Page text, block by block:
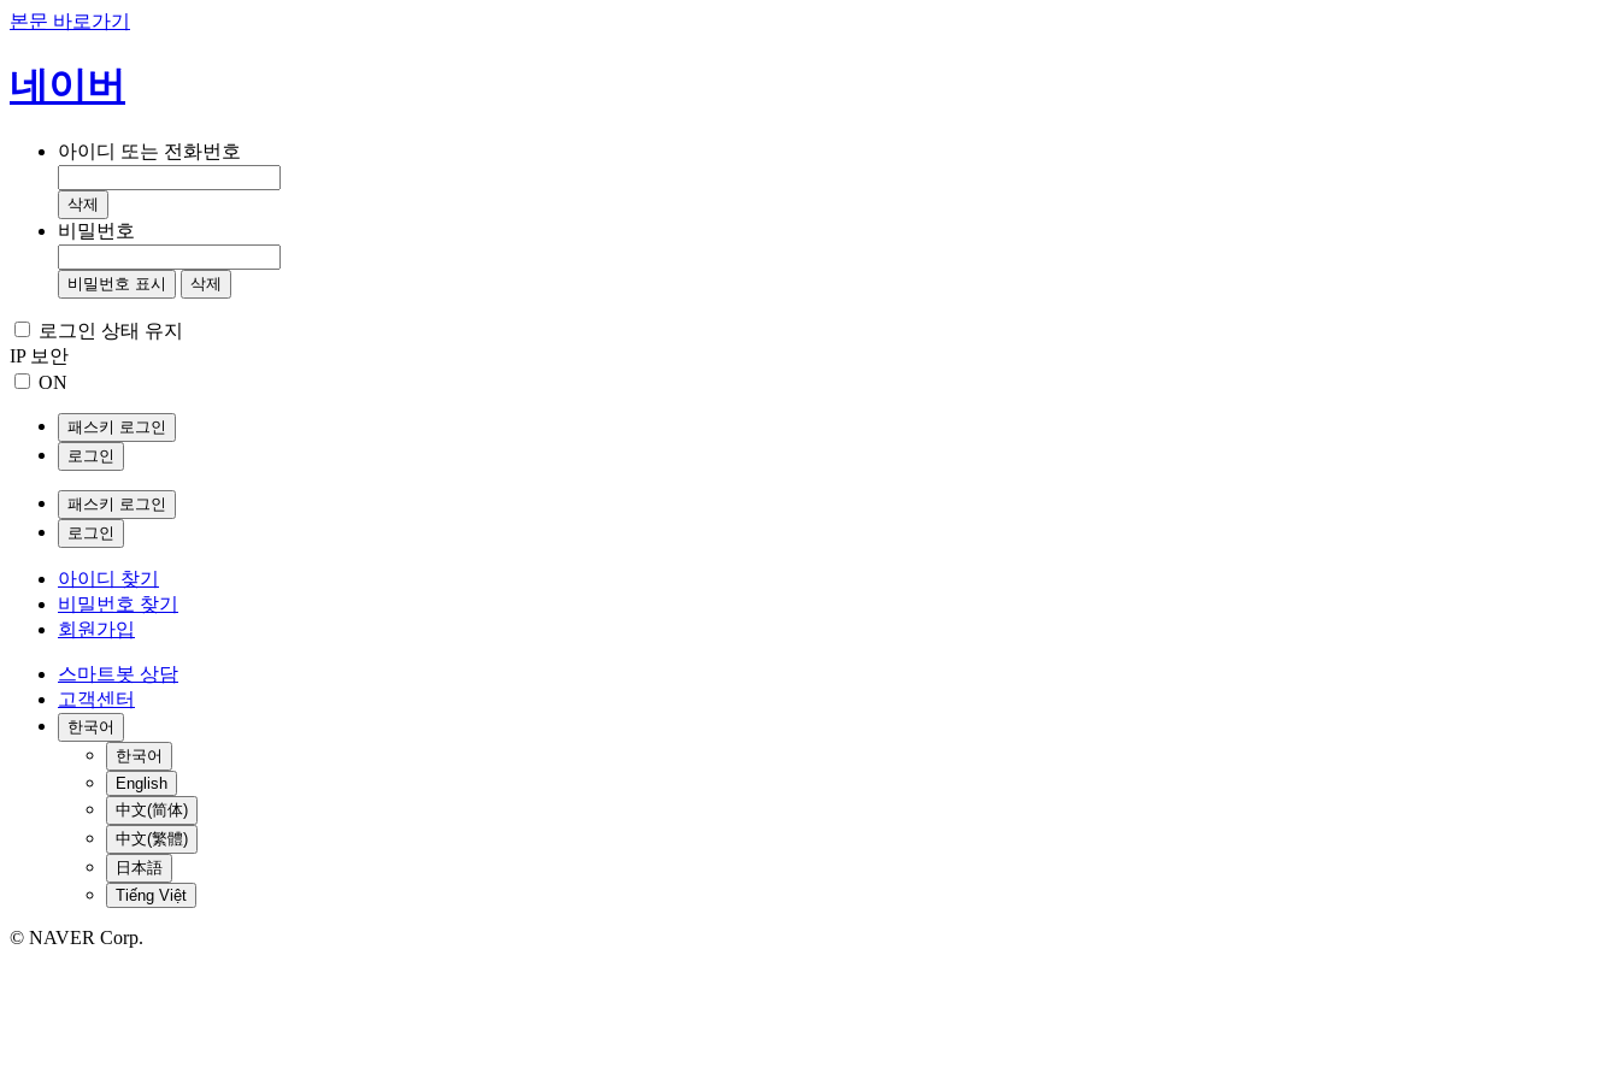
본문 바로가기
네이버
아이디 또는 전화번호
삭제
비밀번호
비밀번호 표시 삭제
로그인 상태 유지
IP 보안
ON
패스키 로그인
로그인
패스키 로그인
로그인
아이디 찾기
비밀번호 찾기
회원가입
스마트봇 상담
고객센터
한국어
한국어
English
中文(简体)
中文(繁體)
日本語
Tiếng Việt
© NAVER Corp.